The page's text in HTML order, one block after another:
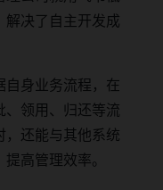
解决了自主开发成
自身业务流程，在
、领用、归还等流
，还能与其他系统
高管理效率。